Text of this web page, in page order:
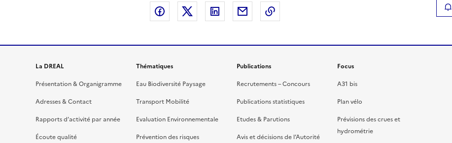
Partager sur Facebook
Partager sur XPartager sur LinkedIn
Partager par emailCopier le lien de la page dans le presse-papier
La DREAL
Présentation & Organigramme
Adresses & Contact
Rapports d’activité par année
Écoute qualité
Thématiques
Eau Biodiversité Paysage
Transport Mobilité
Evaluation Environnementale
Prévention des risques
Publications
Recrutements – Concours
Publications statistiques
Etudes & Parutions
Avis et décisions de l’Autorité
Focus
A31 bis
Plan vélo
Prévisions des crues et
hydrométrie